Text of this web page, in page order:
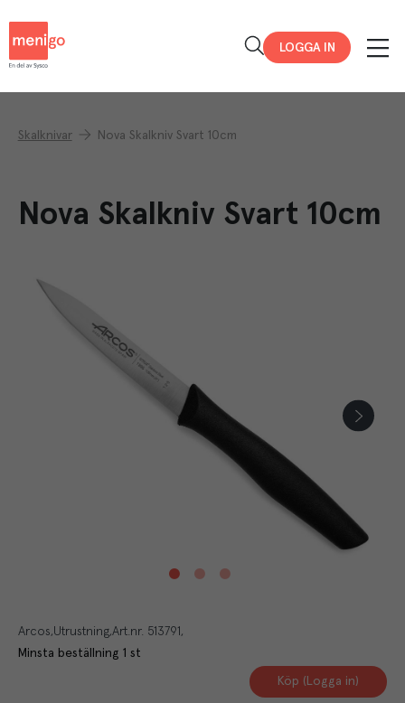
LOGGA IN
Skalknivar Nova Skalkniv Svart 10cm
Nova Skalkniv Svart 10cm
Arcos Utrustning Art.nr. 513791
Minsta beställning 1 st
Köp (Logga in)